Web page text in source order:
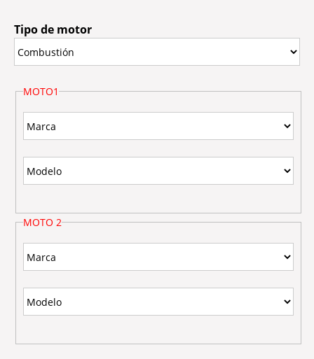
Tipo de motor
MOTO1
MOTO 2